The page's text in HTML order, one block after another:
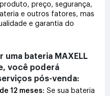
preço, segurança,
e outros fatores, mas
e garantia do
bateria MAXELL
você poderá
pós-venda:
12 meses: Se sua bateria